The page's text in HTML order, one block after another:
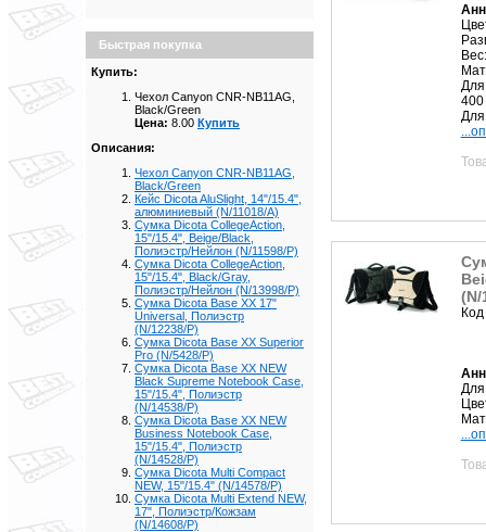
Быстрая покупка
Купить:
Чехол Canyon CNR-NB11AG,
Black/Green
Цена: 8.00 Купить
Описания:
Чехол Canyon CNR-NB11AG,
Black/Green
Кейс Dicota AluSlight, 14"/15.4",
алюминиевый (N/11018/A)
Сумка Dicota CollegeAction,
15"/15.4", Beige/Black,
Полиэстр/Нейлон (N/11598/P)
Сумка Dicota CollegeAction,
15"/15.4", Black/Gray,
Полиэстр/Нейлон (N/13998/P)
Сумка Dicota Base XX 17"
Universal, Полиэстр
(N/12238/P)
Сумка Dicota Base XX Superior
Pro (N/5428/P)
Сумка Dicota Base XX NEW
Black Supreme Notebook Case,
15"/15.4", Полиэстр
(N/14538/P)
Сумка Dicota Base XX NEW
Business Notebook Case,
15"/15.4", Полиэстр
(N/14528/P)
Сумка Dicota Multi Compact
NEW, 15"/15.4" (N/14578/P)
Сумка Dicota Multi Extend NEW,
17", Полиэстр/Кожзам
(N/14608/P)
(N/
Для